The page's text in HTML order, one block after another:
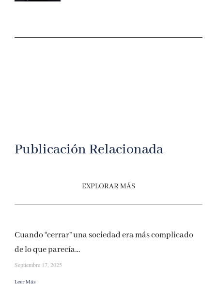
Publicación Relacionada
EXPLORAR MÁS
Cuando “cerrar” una sociedad era más complicado
de lo que parecía…
Septiembre 17, 2025
Leer Más